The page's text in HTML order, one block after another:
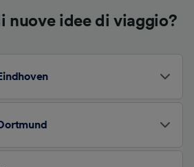
nuove idee di viaggio?